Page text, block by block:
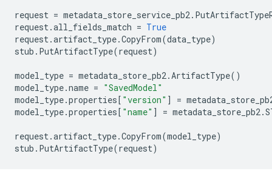
request = metadata_store_service_pb2.
request.all_fields_match = True
request.artifact_type.CopyFrom(data_type)
stub . PutArtifactType(request)
model_type = metadata_store_pb2.ArtifactType()
model_type.name = "SavedModel"
model_type.properties[ "version" ] =
model_type.properties[ "name" ] = metadata_store_pb2.
request.artifact_type.CopyFrom(model_type)
stub . PutArtifactType(request)